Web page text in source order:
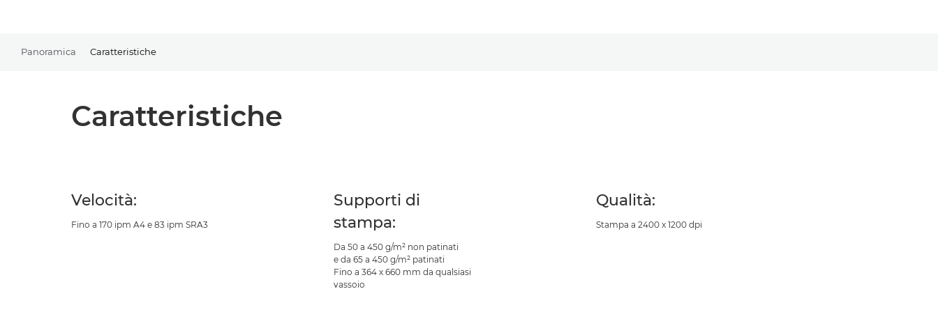
Panoramica Caratteristiche
Caratteristiche
Velocità:
Fino a 170 ipm A4 e 83 ipm SRA3
Supporti di
stampa:
Da 50 a 450 g/m² non patinati
e da 65 a 450 g/m² patinati
Fino a 364 x 660 mm da qualsiasi
vassoio
Qualità:
Stampa a 2400 x 1200 dpi